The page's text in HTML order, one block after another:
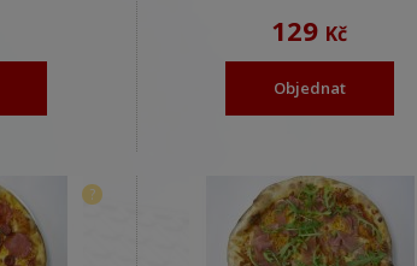
129 Kč
Objednat
?